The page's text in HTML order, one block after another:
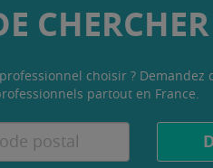
choisir ? Demandez
partout en France.